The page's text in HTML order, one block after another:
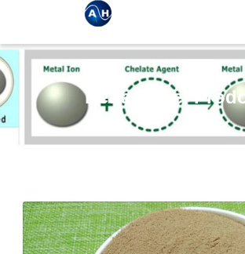
Dettagli Dei